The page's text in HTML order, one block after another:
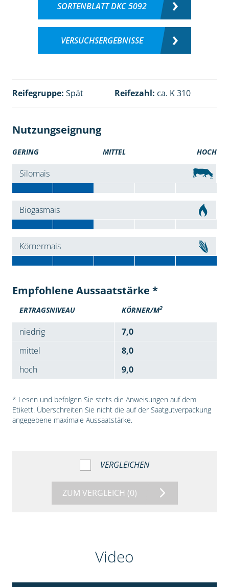
SORTENBLATT DKC 5092
VERSUCHSERGEBNISSE
Reifegruppe: Spät Reifezahl: ca. K 310
Nutzungseignung
GERING MITTEL HOCH
Silomais
Biogasmais
Körnermais
Empfohlene Aussaatstärke *
ERTRAGSNIVEAU KÖRNER/M2
niedrig
7,0
mittel
8,0
hoch
9,0
* Lesen und befolgen Sie stets die Anweisungen auf dem
Etikett. Überschreiten Sie nicht die auf der Saatgutverpackung
angegebene maximale Aussaatstärke.
VERGLEICHEN
ZUM VERGLEICH (0)
Video